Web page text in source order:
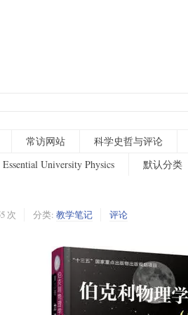
常访网站 科学史哲与评论
Essential University Physics 默认分类
次 分类: 教学笔记 评论